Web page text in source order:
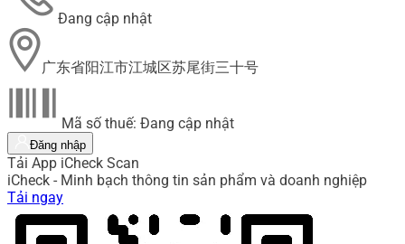
Đang cập nhật
广东省阳江市江城区苏尾街三十号
Mã số thuế: Đang cập nhật
Đăng nhập
Tải App iCheck Scan
iCheck - Minh bạch thông tin sản phẩm và doanh nghiệp
Tải ngay